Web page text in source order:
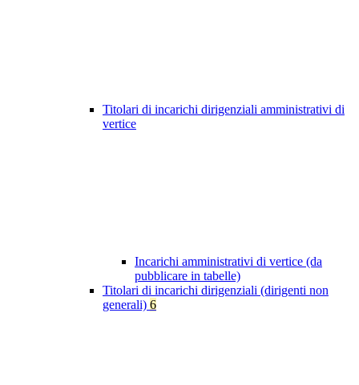
Titolari di incarichi dirigenziali amministrativi di
vertice
Incarichi amministrativi di vertice (da
pubblicare in tabelle)
Titolari di incarichi dirigenziali (dirigenti non
generali) 6